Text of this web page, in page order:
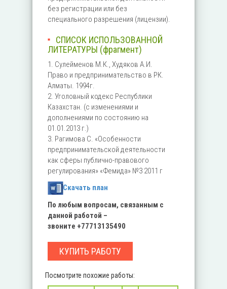
без регистрации или без
специального разрешения (лицензии).
СПИСОК ИСПОЛЬЗОВАННОЙ
ЛИТЕРАТУРЫ (фрагмент)
1. Сулейменов М.К., Худяков А.И.
Право и предпринимательство в РК.
Алматы. 1994г.
2. Уголовный кодекс Республики
Казахстан. (с изменениями и
дополнениями по состоянию на
01.01.2013 г.)
3. Рагимова С. «Особенности
предпринимательской деятельности
как сферы публично-правового
регулирования» «Фемида» №3 2011 г
Скачать план
По любым вопросам, связанным с
данной работой –
звоните +77713135490
КУПИТЬ РАБОТУ
Посмотрите похожие работы: